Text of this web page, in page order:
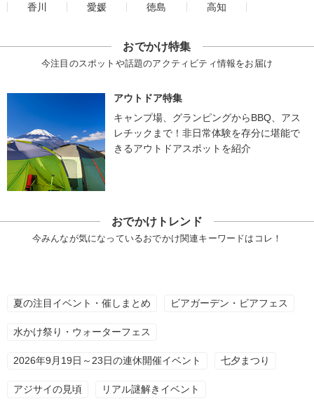
香川
愛媛 徳島 高知
おでかけ特集
今注目のスポットや話題のアクティビティ情報をお届け
アウトドア特集
キャンプ場、グランピングからBBQ、アス
レチックまで！非日常体験を存分に堪能で
きるアウトドアスポットを紹介
おでかけトレンド
今みんなが気になっているおでかけ関連キーワードはコレ！
夏の注目イベント・催しまとめ ビアガーデン・ビアフェス
水かけ祭り・ウォーターフェス
2026年9月19日～23日の連休開催イベント 七夕まつり
アジサイの見頃 リアル謎解きイベント